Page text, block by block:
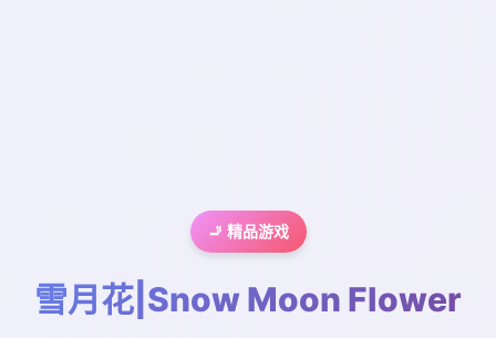
🚬 精品游戏
雪月花|Snow Moon Flower